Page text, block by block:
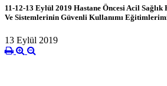
11-12-13 Eylül 2019 Hastane Öncesi Acil
Ve Sistemlerinin Güvenli Kullanımı
13 Eylül 2019